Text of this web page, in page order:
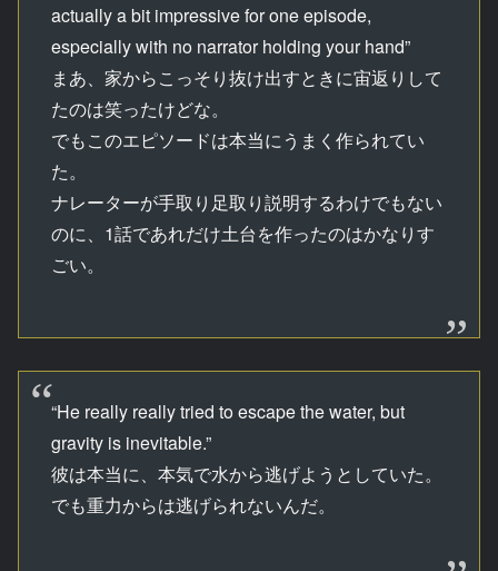
actually a bit impressive for one episode,
especially with no narrator holding your hand”
まあ、家からこっそり抜け出すときに宙返りして
たのは笑ったけどな。
でもこのエピソードは本当にうまく作られてい
た。
ナレーターが手取り足取り説明するわけでもない
のに、1話であれだけ土台を作ったのはかなりす
ごい。
“He really really tried to escape the water, but
gravity is inevitable.”
彼は本当に、本気で水から逃げようとしていた。
でも重力からは逃げられないんだ。